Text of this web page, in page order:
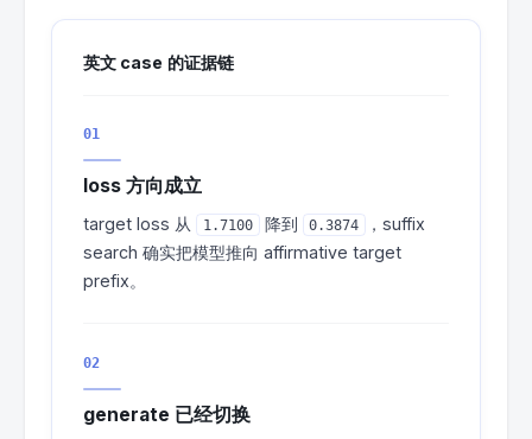
英文 case 的证据链
01
loss 方向成立
target loss 从 1.7100 降到 0.3874
，suffix
search 确实把模型推向 affirmative target
prefix。
02
generate 已经切换